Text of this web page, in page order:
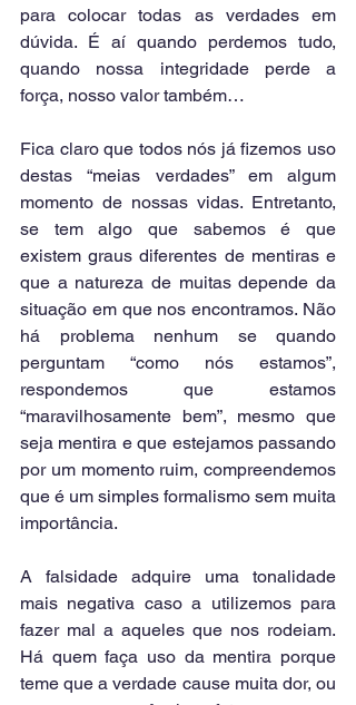
para colocar todas as verdades em
dúvida. É aí quando perdemos tudo,
quando nossa integridade perde a
força, nosso valor também…
Fica claro que todos nós já fizemos uso
destas “meias verdades” em algum
momento de nossas vidas. Entretanto,
se tem algo que sabemos é que
existem graus diferentes de mentiras e
que a natureza de muitas depende da
situação em que nos encontramos. Não
há problema nenhum se quando
perguntam “como nós estamos”,
respondemos que estamos
“maravilhosamente bem”, mesmo que
seja mentira e que estejamos passando
por um momento ruim, compreendemos
que é um simples formalismo sem muita
importância.
A falsidade adquire uma tonalidade
mais negativa caso a utilizemos para
fazer mal a aqueles que nos rodeiam.
Há quem faça uso da mentira porque
teme que a verdade cause muita dor, ou